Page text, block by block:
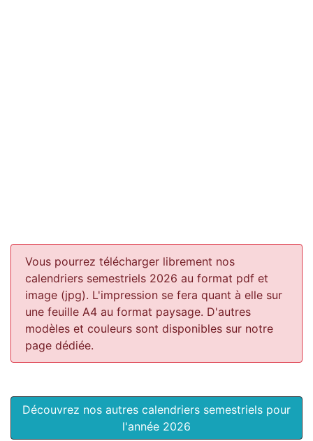
Vous pourrez télécharger librement nos
calendriers semestriels 2026 au format pdf et
image (jpg). L'impression se fera quant à elle sur
une feuille A4 au format paysage. D'autres
modèles et couleurs sont disponibles sur notre
page dédiée.
Découvrez nos autres calendriers semestriels pour
l'année 2026